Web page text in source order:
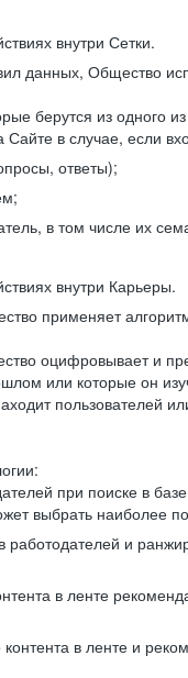
внутри Сетки.
данных, Общество
берутся из одного из
в случае, если
ответы);
в том числе их
внутри Карьеры.
применяет
оцифровывает и
или которые он
пользователей
при поиске в
выбрать наиболее
и
в ленте
в ленте и